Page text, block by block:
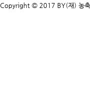
Copyright © 2017 BY(재) 농축